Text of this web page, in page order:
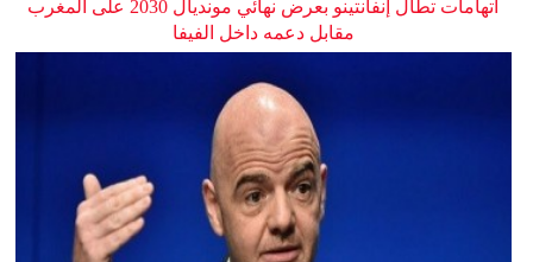
اتهامات تطال إنفانتينو بعرض نهائي مونديال 2030 على المغرب
مقابل دعمه داخل الفيفا